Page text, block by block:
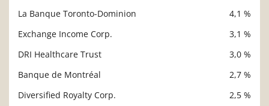
La Banque Toronto-Dominion
4,1 %
Exchange Income Corp.
3,1 %
DRI Healthcare Trust
3,0 %
Banque de Montréal
2,7 %
Diversified Royalty Corp.
2,5 %